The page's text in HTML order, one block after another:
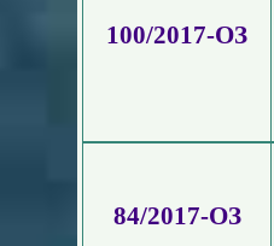
100/2017-ОЗ
84/2017-ОЗ